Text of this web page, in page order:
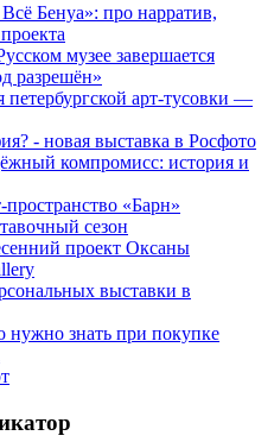
Бенуа»: про нарратив,
музее завершается
разрешён»
арт-тусовки —
- новая выставка в Росфото
компромисс: история и
«Барн»
сезон
проект Оксаны
выставки в
знать при покупке